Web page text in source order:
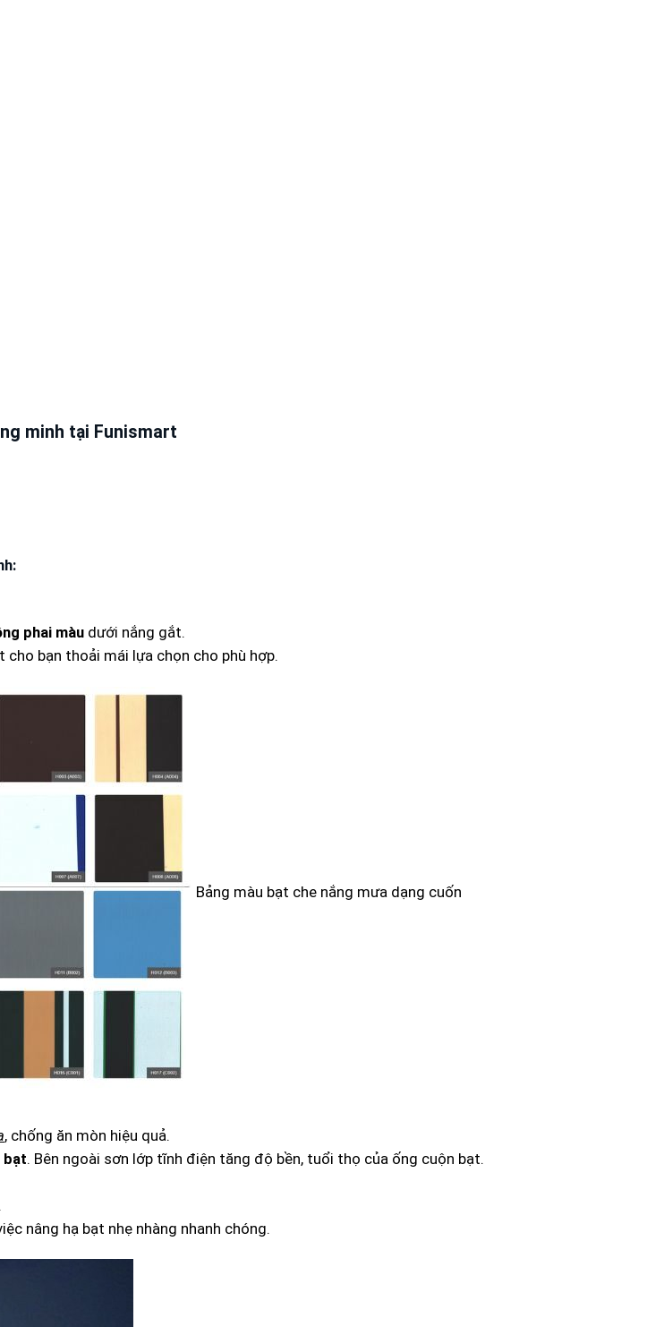
minh tại Funismart
phai màu dưới nắng gắt.
bạn thoải mái lựa chọn cho phù hợp.
Bảng màu bạt che nắng mưa dạng cuốn
, chống ăn mòn hiệu quả.
bạt. Bên ngoài sơn lớp tĩnh điện tăng độ bền, tuổi thọ của ống cuộn bạt.
nâng hạ bạt nhẹ nhàng nhanh chóng.